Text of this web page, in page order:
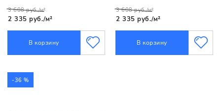
3 608 руб./м²
2 335 руб./м²
В корзину
3 608 руб./м²
2 335 руб./м²
В корзину
-36 %